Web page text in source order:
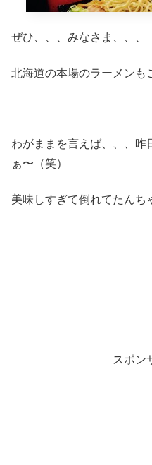
ぜひ、、、みなさま、、、
北海道の本場のラーメン
わがままを言えば、、、昨
ぁ〜（笑）
美味しすぎて倒れてたんち
スポン